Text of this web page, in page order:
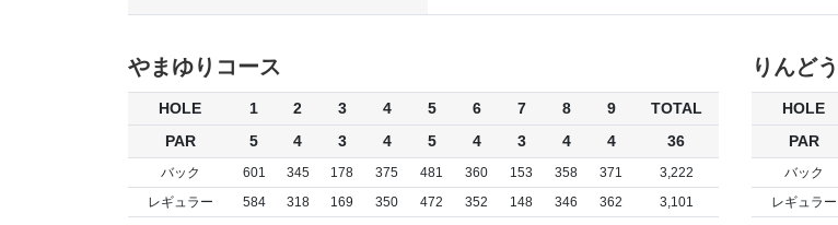
やまゆりコース
HOLE 1 2 3 4 5 6 7 8 9
TOTAL
PAR
5 4 3 4 5 4 3 4 4 36
バック 601 345 178 375 481 360 153 358 371
3,222
レギュラー
584 318 169 350 472 352 148 346 362
3,101
りんど
HOLE
PAR
バック
レギュラー